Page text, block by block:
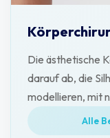
Die ästhetische
darauf ab, die
modellieren, mit
Ergebnissen.Alle